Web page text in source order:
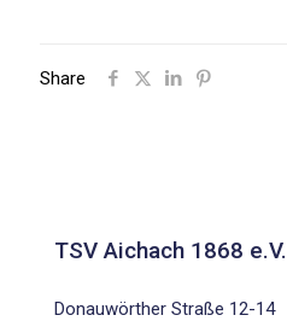
Share
TSV Aichach 1868 e.V.
Donauwörther Straße 12-14